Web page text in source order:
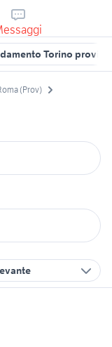
Torino
(Prov)